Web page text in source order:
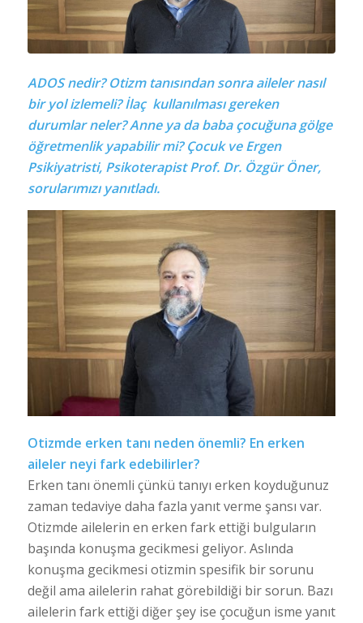
ADOS nedir? Otizm tanısından sonra aileler nasıl
bir yol izlemeli? İlaç kullanılması gereken
durumlar neler? Anne ya da baba çocuğuna gölge
öğretmenlik yapabilir mi? Çocuk ve Ergen
Psikiyatristi, PsikoterapistProf. Dr. Özgür Öner,
sorularımızı yanıtladı.
Otizmde erken tanı neden önemli? En erken
aileler neyi fark edebilirler?
Erken tanı önemli çünkü tanıyı erken koyduğunuz
zaman tedaviye daha fazla yanıt verme şansı var.
Otizmde ailelerin en erken fark ettiği bulguların
başında konuşma gecikmesi geliyor. Aslında
konuşma gecikmesi otizmin spesifik bir sorunu
değil ama ailelerin rahat görebildiği bir sorun. Bazı
ailelerin fark ettiği diğer şey ise çocuğun isme yanıt